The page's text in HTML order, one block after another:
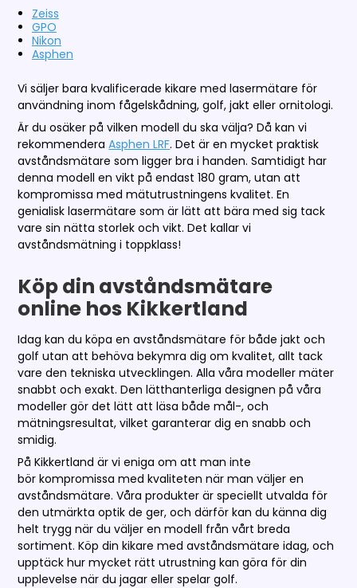
Zeiss
GPO
Nikon
Asphen
Vi säljer bara kvalificerade kikare med lasermätare för
användning inom fågelskådning, golf, jakt eller ornitologi.
Är du osäker på vilken modell du ska välja? Då kan vi
rekommenderaAsphen LRF. Det är en mycket praktisk
avståndsmätare som ligger bra i handen. Samtidigt har
denna modell en vikt på endast 180 gram, utan att
kompromissa med mätutrustningens kvalitet. En
genialisk lasermätare som är lätt att bära med sig tack
vare sin nätta storlek och vikt. Det kallar vi
avståndsmätning i toppklass!
Köp din avståndsmätare
online hos Kikkertland
Idag kan du köpa en avståndsmätare för både jakt och
golf utan att behöva bekymra dig om kvalitet, allt tack
vare den tekniska utvecklingen. Alla våra modeller mäter
snabbt och exakt. Den lätthanterliga designen på våra
modeller gör det lätt att läsa både mål-, och
mätningsresultat, vilket garanterar dig en snabb och
smidig.
På Kikkertland är vi eniga om att man inte
bör kompromissa med kvaliteten när man väljer en
avståndsmätare. Våra produkter är speciellt utvalda för
den utmärkta optik de ger, och därför kan du känna dig
helt trygg när du väljer en modell från vårt breda
sortiment. Köp din kikare med avståndsmätare idag, och
upptäck hur mycket rätt utrustning kan göra för din
upplevelse när du jagar eller spelar golf.